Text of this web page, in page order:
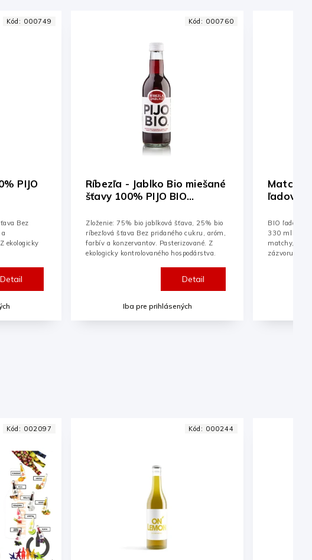
Detail
25% bio
aróm,
Z
Kód: 000760
Matcha - jablko - zázvor Bio
ľadový čaj PIJO BIO
Iba pre prihlásených
Detail
BIO ľadový čaj Matcha – Jablko – Zázvor
330 ml je osviežujúca kombinácia jemnej
matchy, sviežeho jablka a pikantného
zázvoru. Bez pridaného cukru, aróm či
Kód: 000780
Jahoda
šťavy
Zloženie:
jablková
farbív a
ekologicky
Kód: 000244 Kód: 000233